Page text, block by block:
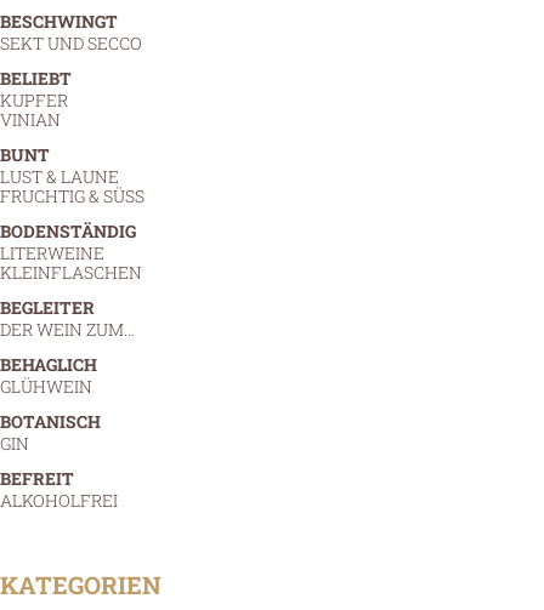
BESCHWINGT
SEKT UND SECCO
BELIEBT
KUPFER
VINIAN
BUNT
LUST & LAUNE
FRUCHTIG & SÜSS
BODENSTÄNDIG
LITERWEINE
KLEINFLASCHEN
BEGLEITER
DER WEIN ZUM…
BEHAGLICH
GLÜHWEIN
BOTANISCH
GIN
BEFREIT
ALKOHOLFREI
KATEGORIEN